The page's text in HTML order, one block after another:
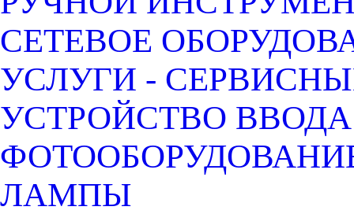
СЕТЕВОЕ
УСЛУГИ -
УСТРОЙСТВО ВВОДА
ЛАМПЫ